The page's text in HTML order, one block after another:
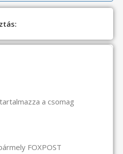
a csomag
FOXPOST